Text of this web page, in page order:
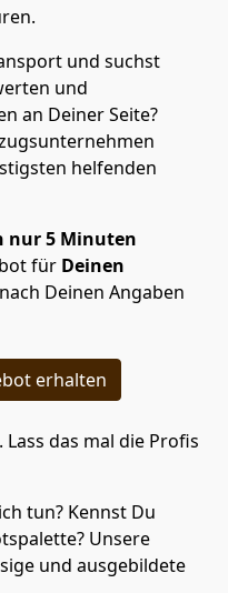
und suchst
und
an Deiner Seite?
helfenden
nur 5 Minuten
für Deinen
Deinen Angaben
erhalten
das mal die Profis
tun? Kennst Du
Unsere
und ausgebildete